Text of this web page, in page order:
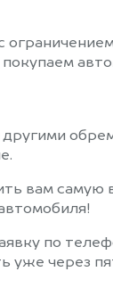
вам самую
по
уже через